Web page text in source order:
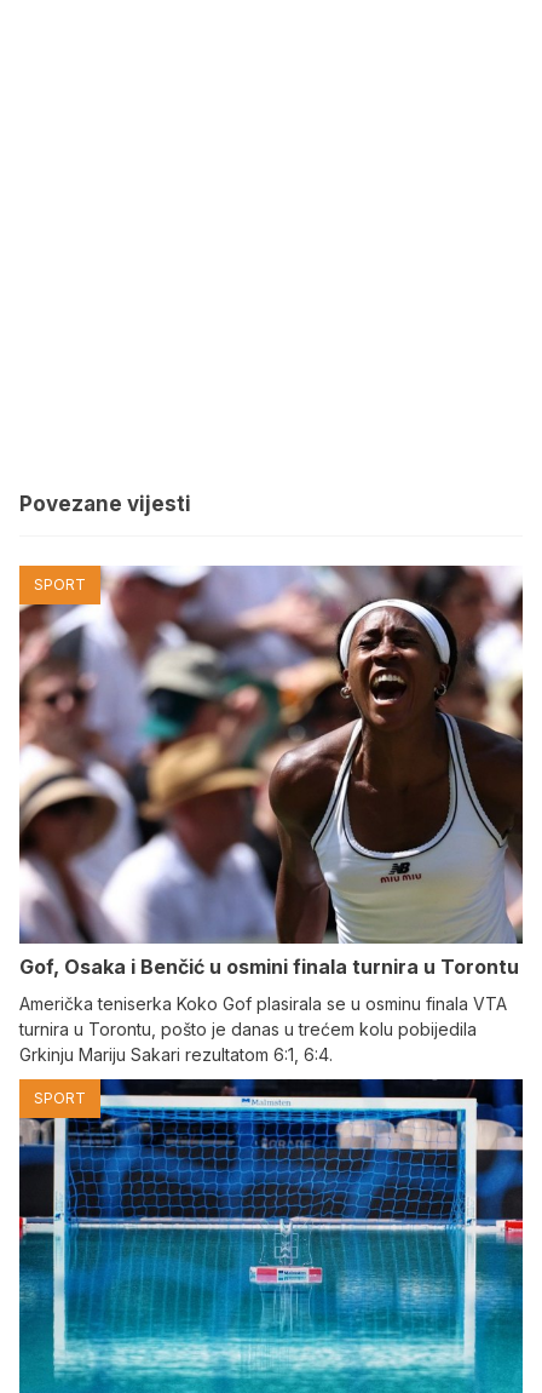
Povezane vijesti
SPORT
Gof, Osaka i Benčić u osmini finala turnira u Torontu
Američka teniserka Koko Gof plasirala se u osminu finala VTA
turnira u Torontu, pošto je danas u trećem kolu pobijedila
Grkinju Mariju Sakari rezultatom 6:1, 6:4.
SPORT